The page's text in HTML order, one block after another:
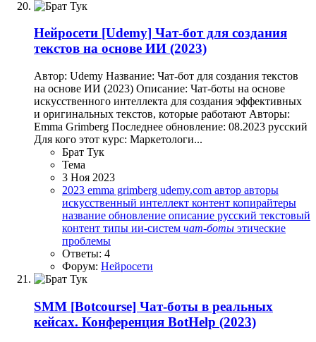
Нейросети [Udemy] Чат-бот для создания
текстов на основе ИИ (2023)
Автор: Udemy Название: Чат-бот для создания текстов
на основе ИИ (2023) Описание: Чат-боты на основе
искусственного интеллекта для создания эффективных
и оригинальных текстов, которые работают Авторы:
Emma Grimberg Последнее обновление: 08.2023 русский
Для кого этот курс: Маркетологи...
Брат Тук
Тема
3 Ноя 2023
2023 emma grimberg udemy.com автор авторы
искусственный интеллект контент копирайтеры
название обновление описание русский текстовый
контент типы ии-систем чат-боты этические
проблемы
Ответы: 4
Форум: Нейросети
SMM [Botcourse] Чат-боты в реальных
кейсах. Конференция BotHelp (2023)